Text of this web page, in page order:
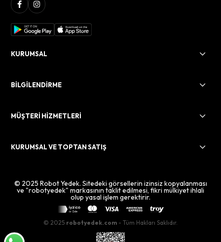
KURUMSAL
BİLGİLENDİRME
MÜŞTERİ HİZMETLERİ
KURUMSAL VE TOPTAN SATIŞ
© 2025 Robot Yedek. Sitedeki görsellerin izinsiz kopyalanması
ve "robotyedek" markasının taklit edilmesi, fikri mülkiyet ihlali
olup yasal işlem gerektirir.
© 2025 robotyedek.com - Tüm Hakları Saklıdır.